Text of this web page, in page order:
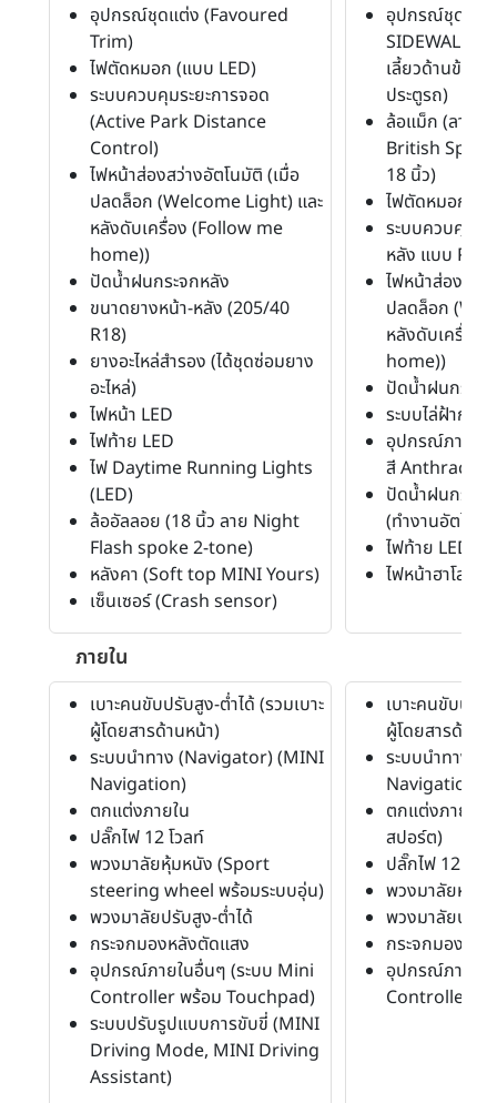
อุปกรณ์ชุดแต่ง (Favoured
Trim)
ไฟตัดหมอก (แบบ LED)
ระบบควบคุมระยะการจอด
(Active Park Distance
Control)
ไฟหน้าส่องสว่างอัตโนมัติ (เมื่อ
ปลดล็อก (Welcome Light) และ
หลังดับเครื่อง (Follow me
home))
ปัดน้ำฝนกระจกหลัง
ขนาดยางหน้า-หลัง (205/40
R18)
ยางอะไหล่สำรอง (ได้ชุดซ่อมยาง
อะไหล่)
ไฟหน้า LED
ไฟท้าย LED
ไฟ Daytime Running Lights
(LED)
ล้ออัลลอย (18 นิ้ว ลาย Night
Flash spoke 2-tone)
หลังคา (Soft top MINI Yours)
เซ็นเซอร์ (Crash sensor)
อุปกรณ์ชุดแต่
SIDEWALK?
เลี้ยวด้านข้างแ
ประตูรถ)
ล้อแม็ก (ลาย
British
18 นิ้ว)
ไฟตัดหมอก (แ
ระบบควบคุมระ
หลัง แบบ PDC)
ไฟหน้าส่องสว่
ปลดล็อก
หลังดับเครื่อง
home))
ปัดน้ำฝนกระจ
ระบบไล่ฝ้ากระ
อุปกรณ์ภายน
สี Anthracite)
ปัดน้ำฝนกระจ
(ทำงานอัตโนมั
ไฟท้าย LED (
ไฟหน้าฮาโลเจน
ภายใน
เบาะคนขับปรับสูง-ต่ำได้ (รวมเบาะ
ผู้โดยสารด้านหน้า)
ระบบนำทาง (Navigator) (MINI
Navigation)
ตกแต่งภายใน
ปลั๊กไฟ 12 โวลท์
พวงมาลัยหุ้มหนัง (Sport
steering wheel พร้อมระบบอุ่น)
พวงมาลัยปรับสูง-ต่ำได้
กระจกมองหลังตัดแสง
อุปกรณ์ภายในอื่นๆ (ระบบ Mini
Controller พร้อม Touchpad)
ระบบปรับรูปแบบการขับขี่ (MINI
Driving Mode, MINI Driving
Assistant)
เบาะคนขับปรับ
ผู้โดยสารด้านห
ระบบนำทาง
Navigation)
ตกแต่งภายใน
สปอร์ต)
ปลั๊กไฟ 12 โวล
พวงมาลัยหุ้มห
พวงมาลัยปรับ
กระจกมองหลั
อุปกรณ์ภายใน
Controller พ